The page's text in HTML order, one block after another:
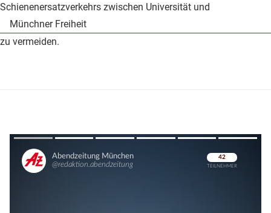
Schienenersatzverkehrs zwischen Universität und
Münchner Freiheit
zu vermeiden.
Überspringen